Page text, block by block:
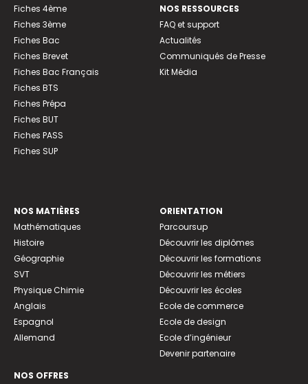
Fiches 4ème
Fiches 3ème
Fiches Bac
Fiches Brevet
Fiches Bac Français
Fiches BTS
Fiches Prépa
Fiches BUT
Fiches PASS
Fiches SUP
NOS RESSOURCES
FAQ et support
Actualités
Communiqués de Presse
Kit Média
NOS MATIÈRES
Mathématiques
Histoire
Géographie
SVT
Physique Chimie
Anglais
Espagnol
Allemand
NOS OFFRES
ORIENTATION
Parcoursup
Découvrir les diplômes
Découvrir les formations
Découvrir les métiers
Découvrir les écoles
Ecole de commerce
Ecole de design
Ecole d’ingénieur
Devenir partenaire